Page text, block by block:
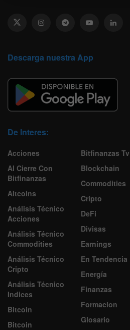
Descarga nuestra App
De Interes:
Acciones
Al Cierre Con
Bitfinanzas
Altcoins
Análisis Técnico
Acciones
Análisis Técnico
Commodities
Análisis Técnico
Cripto
Análisis Técnico
Indices
Bitcoin
Bitcoin
Bitfinanzas Tv
Blockchain
Commodities
Cripto
DeFi
Divisas
Earnings
En Tendencia
Energía
Finanzas
Formacion
Glosario